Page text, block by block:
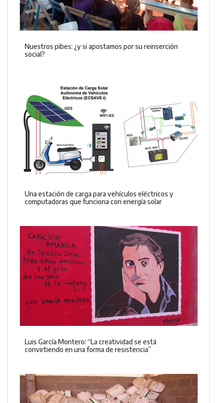
Nuestros pibes: ¿y si apostamos por su reinserción
social?
Una estación de carga para vehículos eléctricos y
computadoras que funciona con energía solar
Luis García Montero: “La creatividad se está
convirtiendo en una forma de resistencia”